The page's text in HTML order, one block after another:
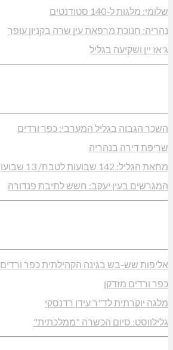
שלומי: מלגות ל-140 סטודנטים
נהריה: חנוכת מרפאת עין שרה בקניון עופר
ג'אז יין ושקיעה בגליל
השכר הגבוה בגליל המערבי: כפר ורדים
שריפת דירה בנהריה
מחאת הגליל: 142 שבועות לטבח/ 13 שבועות לתיקון
המגרשים בעין יעקב: חשש לתיבת פנדורה
אליפות שש-בש בגינה הקהילתית כפר ורדים
כפר ורדים מזדקן
מלגה יוקרתית לד"ר עידן רדנסקי
גלילווסט: סיום הכשרה "ממלכתית"